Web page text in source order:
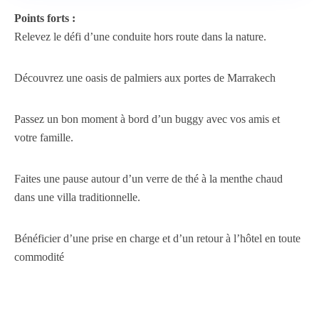
Points forts :
Relevez le défi d’une conduite hors route dans la nature.
Découvrez une oasis de palmiers aux portes de Marrakech
Passez un bon moment à bord d’un buggy avec vos amis et
votre famille.
Faites une pause autour d’un verre de thé à la menthe chaud
dans une villa traditionnelle.
Bénéficier d’une prise en charge et d’un retour à l’hôtel en toute
commodité